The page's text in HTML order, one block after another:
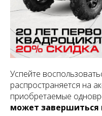
Успейте
распространяется на
приобретаемые
может